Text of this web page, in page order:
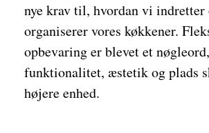
nye krav til, hvordan vi indretter
organiserer vores køkkener.
opbevaring er blevet et
funktionalitet, æstetik og plads
højere enhed.